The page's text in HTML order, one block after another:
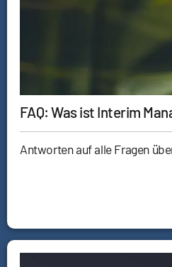
FAQ: Was ist Interim
Antworten auf alle Fragen